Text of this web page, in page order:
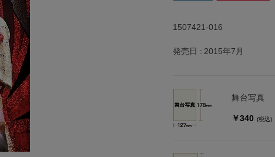
1507421-016
発売日 2015年7月
舞台写真
￥340 (税込)